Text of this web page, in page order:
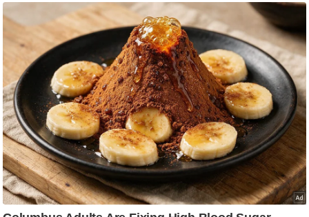
क्षा
B
r
a
k
i
n
g
N
e
w